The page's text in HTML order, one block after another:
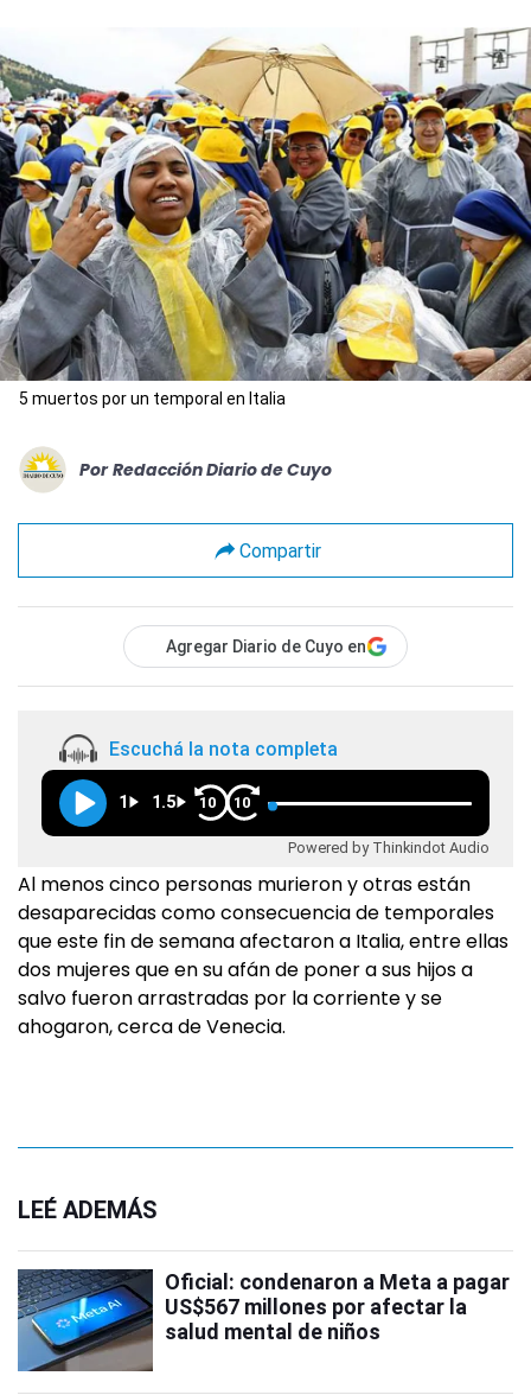
5 muertos por un temporal en Italia
Por Redacción Diario de Cuyo
Compartir
Agregar Diario de Cuyo en
Escuchá la nota completa
1 1.5 10 10
Powered by Thinkindot Audio
Al menos cinco personas murieron y otras están
desaparecidas como consecuencia de temporales
que este fin de semana afectaron a Italia, entre ellas
dos mujeres que en su afán de poner a sus hijos a
salvo fueron arrastradas por la corriente y se
ahogaron, cerca de Venecia.
LEÉ ADEMÁS
Oficial: condenaron a Meta a pagar
US$567 millones por afectar la
salud mental de niños